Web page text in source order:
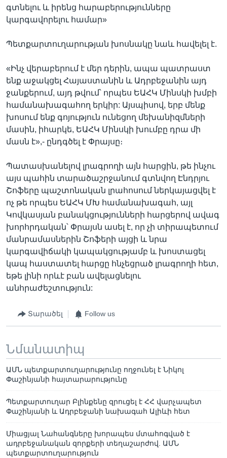
գտնելու և իրենց հարաբերությունները
կարգավորելու համար»
Պետքարտուղարության խոսնակը նաև հավելել է.
«Ինչ վերաբերում է մեր դերին, ապա պատրաստ
ենք աջակցել Հայաստանին և Ադրբեջանին այդ
ջանքերում, այդ թվում՝ որպես ԵԱՀԿ Մինսկի խմբի
համանախագահող երկիր: Այսպիսով, երբ մենք
խոսում ենք գոյություն ունեցող մեխանիզմների
մասին, իհարկե, ԵԱՀԿ Մինսկի խումբը դրա մի
մասն է»,- ընդգծել է Փրայսը։
Պատասխանելով լրագրողի այն հարցին, թե ինչու
այս պահին տարածաշրջանում գտնվող Էնդրյու
Շոֆերը պաշտոնական լրահոսում ներկայացվել է
ոչ թե որպես ԵԱՀԿ ՄԽ համանախագահ, այլ
Կովկասյան բանակցությունների հարցերով ավագ
խորհրդական՝ Փրայսն ասել է, որ չի տիրապետում
մանրամասներին Շոֆերի այցի և նրա
կարգավիճակի կապակցությամբ և խոստացել
կապ հաստատել հարցը հնչեցրած լրագրողի հետ,
եթե լինի որևէ բան ավելացնելու
անհրաժեշտություն:
Տարածել Follow us
Նմանատիպ
ԱՄՆ պետքարտուղարությունը ողջունել է Նիկոլ
Փաշինյանի հայտարարությունը
Պետքարտուղար Բլինքենը զրուցել է ՀՀ վարչապետ
Փաշինյանի և Ադրբեջանի նախագահ Ալիևի հետ
Միացյալ Նահանգները խորապես մտահոգված է
ադրբեջանական զորքերի տեղաշարժով. ԱՄՆ
պետքարտուղարություն